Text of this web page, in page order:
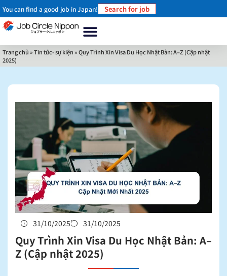
You can find a good job in Japan! Search for job
Trang chủ »Tin tức- sự kiện »Quy Trình Xin Visa Du Học Nhật Bản: A–Z (Cập nhật
2025)
31/10/2025 31/10/2025
Quy Trình Xin Visa Du Học Nhật Bản: A–
Z (Cập nhật 2025)